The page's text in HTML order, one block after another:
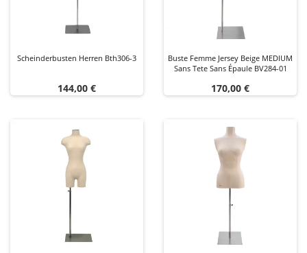
Scheinderbusten Herren Bth306-3
Preis
144,00 €
Buste Femme Jersey Beige MEDIUM
Sans Tete Sans Épaule BV284-01
Preis
170,00 €